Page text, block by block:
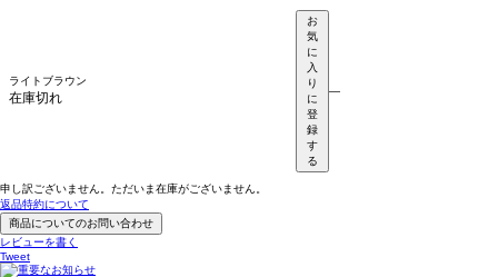
ライトブラウン
在庫切れ
お
気
に
入
り
に
登
録
す
る
—
申し訳ございません。ただいま在庫がございません。
返品特約について
商品についてのお問い合わせ
レビューを書く
Tweet